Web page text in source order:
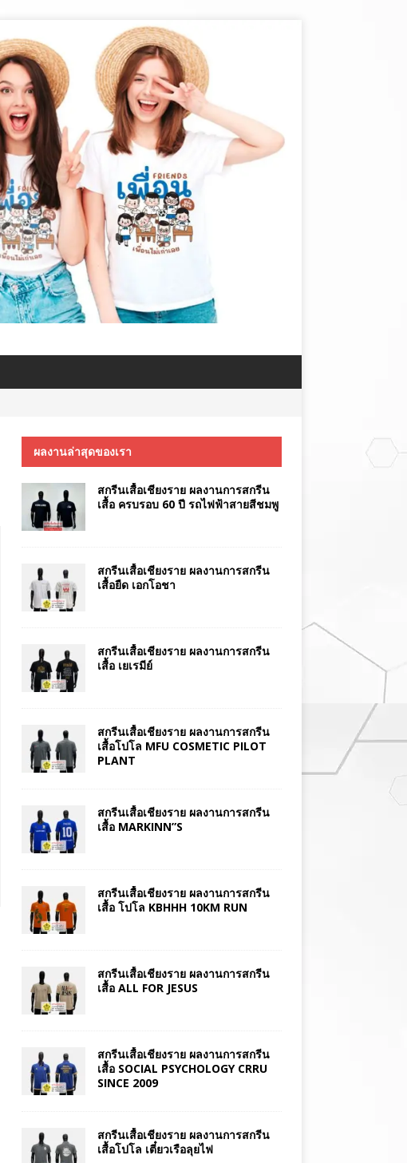
ผลงานล่าสุดของเรา
สกรีนเสื้อเชียงราย ผลงานการสกรีน
เสื้อ ครบรอบ 60 ปี รถไฟฟ้าสายสีชมพู
สกรีนเสื้อเชียงราย ผลงานการสกรีน
เสื้อยืด เอกโอชา
สกรีนเสื้อเชียงราย ผลงานการสกรีน
เสื้อ เยเรมีย์
สกรีนเสื้อเชียงราย ผลงานการสกรีน
เสื้อโปโล MFU COSMETIC PILOT
PLANT
สกรีนเสื้อเชียงราย ผลงานการสกรีน
เสื้อ MARKINN”S
สกรีนเสื้อเชียงราย ผลงานการสกรีน
เสื้อ โปโล KBHHH 10KM RUN
สกรีนเสื้อเชียงราย ผลงานการสกรีน
เสื้อ ALL FOR JESUS
สกรีนเสื้อเชียงราย ผลงานการสกรีน
เสื้อ SOCIAL PSYCHOLOGY CRRU
SINCE 2009
สกรีนเสื้อเชียงราย ผลงานการสกรีน
เสื้อโปโล เตี๋ยวเรือลุยไฟ